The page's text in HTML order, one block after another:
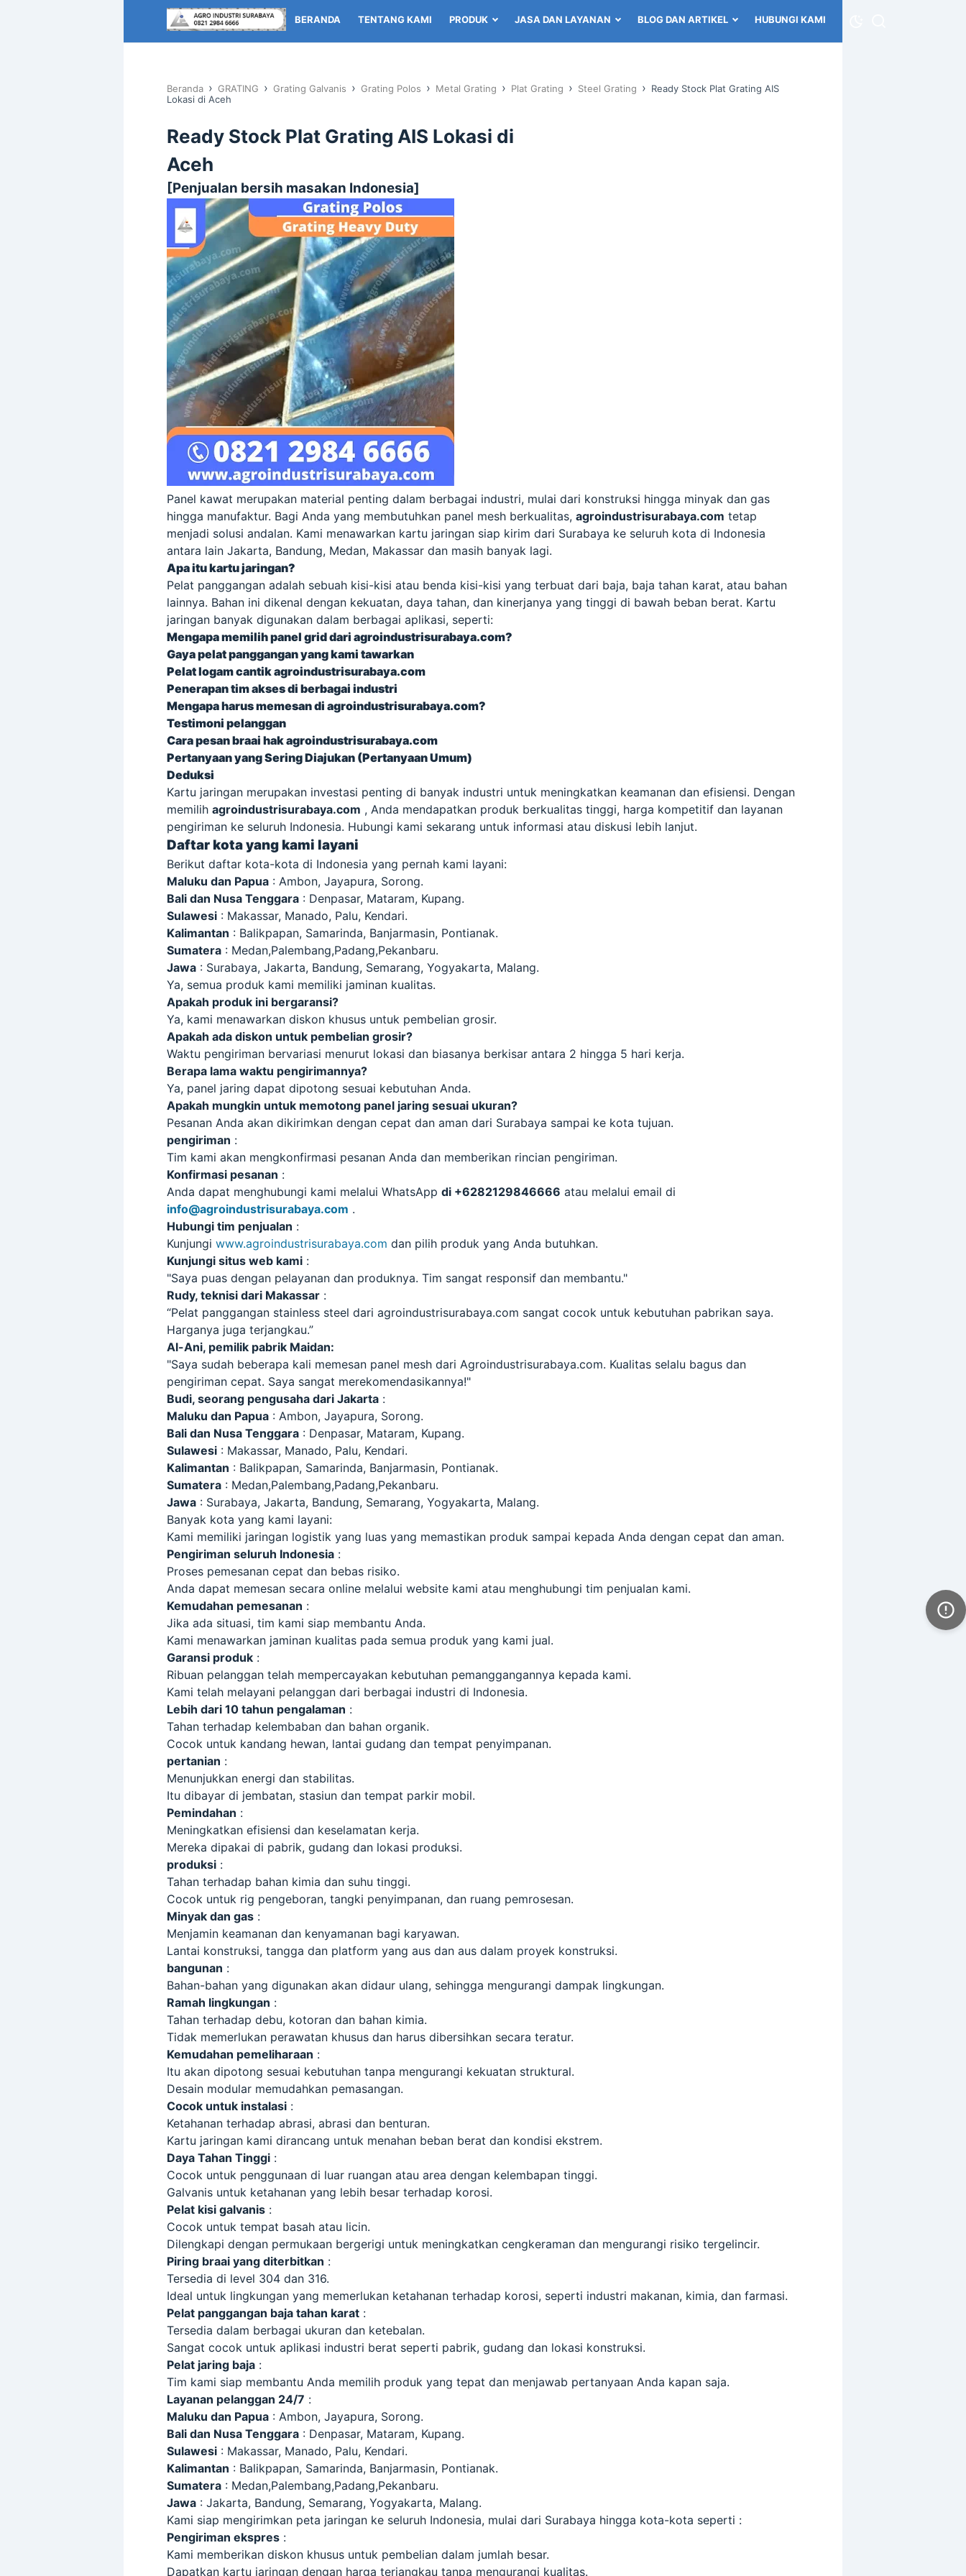
BERANDA TENTANG KAMI PRODUK JASA DAN LAYANAN BLOG DAN ARTIKEL HUBUNGI KAMI
Beranda › GRATING › Grating Galvanis › Grating Polos › Metal Grating › Plat Grating › Steel Grating › Ready Stock Plat Grating AIS
Lokasi di Aceh
Ready Stock Plat Grating AIS Lokasi di
Aceh
[Penjualan bersih masakan Indonesia]
Panel kawat merupakan material penting dalam berbagai industri, mulai dari konstruksi hingga minyak dan gas
hingga manufaktur. Bagi Anda yang membutuhkan panel mesh berkualitas, agroindustrisurabaya.com tetap
menjadi solusi andalan. Kami menawarkan kartu jaringan siap kirim dari Surabaya ke seluruh kota di Indonesia
antara lain Jakarta, Bandung, Medan, Makassar dan masih banyak lagi.
Apa itu kartu jaringan?
Pelat panggangan adalah sebuah kisi-kisi atau benda kisi-kisi yang terbuat dari baja, baja tahan karat, atau bahan
lainnya. Bahan ini dikenal dengan kekuatan, daya tahan, dan kinerjanya yang tinggi di bawah beban berat. Kartu
jaringan banyak digunakan dalam berbagai aplikasi, seperti:
Mengapa memilih panel grid dari agroindustrisurabaya.com?
Gaya pelat panggangan yang kami tawarkan
Pelat logam cantik agroindustrisurabaya.com
Penerapan tim akses di berbagai industri
Mengapa harus memesan di agroindustrisurabaya.com?
Testimoni pelanggan
Cara pesan braai hak agroindustrisurabaya.com
Pertanyaan yang Sering Diajukan (Pertanyaan Umum)
Deduksi
Kartu jaringan merupakan investasi penting di banyak industri untuk meningkatkan keamanan dan efisiensi. Dengan
memilih agroindustrisurabaya.com , Anda mendapatkan produk berkualitas tinggi, harga kompetitif dan layanan
pengiriman ke seluruh Indonesia. Hubungi kami sekarang untuk informasi atau diskusi lebih lanjut.
Daftar kota yang kami layani
Berikut daftar kota-kota di Indonesia yang pernah kami layani:
Maluku dan Papua : Ambon, Jayapura, Sorong.
Bali dan Nusa Tenggara : Denpasar, Mataram, Kupang.
Sulawesi : Makassar, Manado, Palu, Kendari.
Kalimantan : Balikpapan, Samarinda, Banjarmasin, Pontianak.
Sumatera : Medan,Palembang,Padang,Pekanbaru.
Jawa : Surabaya, Jakarta, Bandung, Semarang, Yogyakarta, Malang.
Ya, semua produk kami memiliki jaminan kualitas.
Apakah produk ini bergaransi?
Ya, kami menawarkan diskon khusus untuk pembelian grosir.
Apakah ada diskon untuk pembelian grosir?
Waktu pengiriman bervariasi menurut lokasi dan biasanya berkisar antara 2 hingga 5 hari kerja.
Berapa lama waktu pengirimannya?
Ya, panel jaring dapat dipotong sesuai kebutuhan Anda.
Apakah mungkin untuk memotong panel jaring sesuai ukuran?
Pesanan Anda akan dikirimkan dengan cepat dan aman dari Surabaya sampai ke kota tujuan.
pengiriman :
Tim kami akan mengkonfirmasi pesanan Anda dan memberikan rincian pengiriman.
Konfirmasi pesanan :
Anda dapat menghubungi kami melalui WhatsApp di +6282129846666 atau melalui email di
info@agroindustrisurabaya.com .
Hubungi tim penjualan :
Kunjungi www.agroindustrisurabaya.com dan pilih produk yang Anda butuhkan.
Kunjungi situs web kami :
"Saya puas dengan pelayanan dan produknya. Tim sangat responsif dan membantu."
Rudy, teknisi dari Makassar :
“Pelat panggangan stainless steel dari agroindustrisurabaya.com sangat cocok untuk kebutuhan pabrikan saya.
Harganya juga terjangkau.”
Al-Ani, pemilik pabrik Maidan:
"Saya sudah beberapa kali memesan panel mesh dari Agroindustrisurabaya.com. Kualitas selalu bagus dan
pengiriman cepat. Saya sangat merekomendasikannya!"
Budi, seorang pengusaha dari Jakarta :
Maluku dan Papua : Ambon, Jayapura, Sorong.
Bali dan Nusa Tenggara : Denpasar, Mataram, Kupang.
Sulawesi : Makassar, Manado, Palu, Kendari.
Kalimantan : Balikpapan, Samarinda, Banjarmasin, Pontianak.
Sumatera : Medan,Palembang,Padang,Pekanbaru.
Jawa : Surabaya, Jakarta, Bandung, Semarang, Yogyakarta, Malang.
Banyak kota yang kami layani:
Kami memiliki jaringan logistik yang luas yang memastikan produk sampai kepada Anda dengan cepat dan aman.
Pengiriman seluruh Indonesia :
Proses pemesanan cepat dan bebas risiko.
Anda dapat memesan secara online melalui website kami atau menghubungi tim penjualan kami.
Kemudahan pemesanan :
Jika ada situasi, tim kami siap membantu Anda.
Kami menawarkan jaminan kualitas pada semua produk yang kami jual.
Garansi produk :
Ribuan pelanggan telah mempercayakan kebutuhan pemanggangannya kepada kami.
Kami telah melayani pelanggan dari berbagai industri di Indonesia.
Lebih dari 10 tahun pengalaman :
Tahan terhadap kelembaban dan bahan organik.
Cocok untuk kandang hewan, lantai gudang dan tempat penyimpanan.
pertanian :
Menunjukkan energi dan stabilitas.
Itu dibayar di jembatan, stasiun dan tempat parkir mobil.
Pemindahan :
Meningkatkan efisiensi dan keselamatan kerja.
Mereka dipakai di pabrik, gudang dan lokasi produksi.
produksi :
Tahan terhadap bahan kimia dan suhu tinggi.
Cocok untuk rig pengeboran, tangki penyimpanan, dan ruang pemrosesan.
Minyak dan gas :
Menjamin keamanan dan kenyamanan bagi karyawan.
Lantai konstruksi, tangga dan platform yang aus dan aus dalam proyek konstruksi.
bangunan :
Bahan-bahan yang digunakan akan didaur ulang, sehingga mengurangi dampak lingkungan.
Ramah lingkungan :
Tahan terhadap debu, kotoran dan bahan kimia.
Tidak memerlukan perawatan khusus dan harus dibersihkan secara teratur.
Kemudahan pemeliharaan :
Itu akan dipotong sesuai kebutuhan tanpa mengurangi kekuatan struktural.
Desain modular memudahkan pemasangan.
Cocok untuk instalasi :
Ketahanan terhadap abrasi, abrasi dan benturan.
Kartu jaringan kami dirancang untuk menahan beban berat dan kondisi ekstrem.
Daya Tahan Tinggi :
Cocok untuk penggunaan di luar ruangan atau area dengan kelembapan tinggi.
Galvanis untuk ketahanan yang lebih besar terhadap korosi.
Pelat kisi galvanis :
Cocok untuk tempat basah atau licin.
Dilengkapi dengan permukaan bergerigi untuk meningkatkan cengkeraman dan mengurangi risiko tergelincir.
Piring braai yang diterbitkan :
Tersedia di level 304 dan 316.
Ideal untuk lingkungan yang memerlukan ketahanan terhadap korosi, seperti industri makanan, kimia, dan farmasi.
Pelat panggangan baja tahan karat :
Tersedia dalam berbagai ukuran dan ketebalan.
Sangat cocok untuk aplikasi industri berat seperti pabrik, gudang dan lokasi konstruksi.
Pelat jaring baja :
Tim kami siap membantu Anda memilih produk yang tepat dan menjawab pertanyaan Anda kapan saja.
Layanan pelanggan 24/7 :
Maluku dan Papua : Ambon, Jayapura, Sorong.
Bali dan Nusa Tenggara : Denpasar, Mataram, Kupang.
Sulawesi : Makassar, Manado, Palu, Kendari.
Kalimantan : Balikpapan, Samarinda, Banjarmasin, Pontianak.
Sumatera : Medan,Palembang,Padang,Pekanbaru.
Jawa : Jakarta, Bandung, Semarang, Yogyakarta, Malang.
Kami siap mengirimkan peta jaringan ke seluruh Indonesia, mulai dari Surabaya hingga kota-kota seperti :
Pengiriman ekspres :
Kami memberikan diskon khusus untuk pembelian dalam jumlah besar.
Dapatkan kartu jaringan dengan harga terjangkau tanpa mengurangi kualitas.